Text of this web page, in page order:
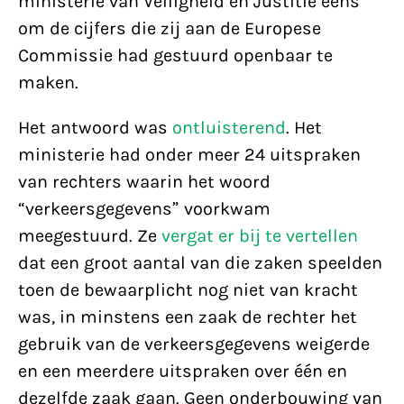
om de cijfers die zij aan de Europese
Commissie had gestuurd openbaar te
maken.
Het antwoord was ontluisterend. Het
ministerie had onder meer 24 uitspraken
van rechters waarin het woord
“verkeersgegevens” voorkwam
meegestuurd. Ze vergat er bij te vertellen
dat een groot aantal van die zaken speelden
toen de bewaarplicht nog niet van kracht
was, in minstens een zaak de rechter het
gebruik van de verkeersgegevens weigerde
en een meerdere uitspraken over één en
dezelfde zaak gaan. Geen onderbouwing van